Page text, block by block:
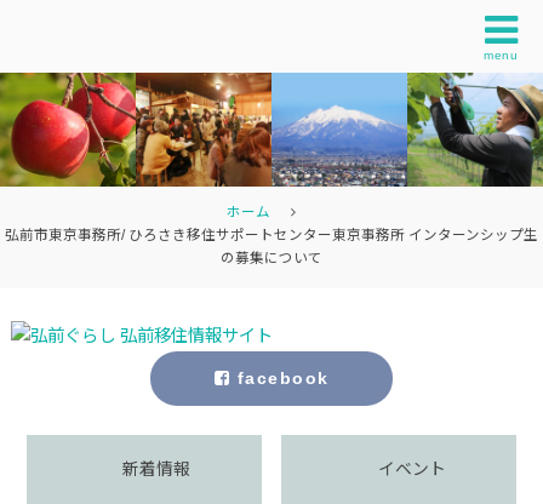
ホーム
弘前市東京事務所/ ひろさき移住サポートセンター東京事務所 インターンシップ生
の募集について
menu
facebook
新着情報 イベント